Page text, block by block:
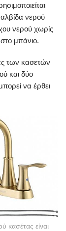
νερού
νερού χωρίς
μπάνιο.
των κασετών
και δύο
να έρθει
κασέτας είναι